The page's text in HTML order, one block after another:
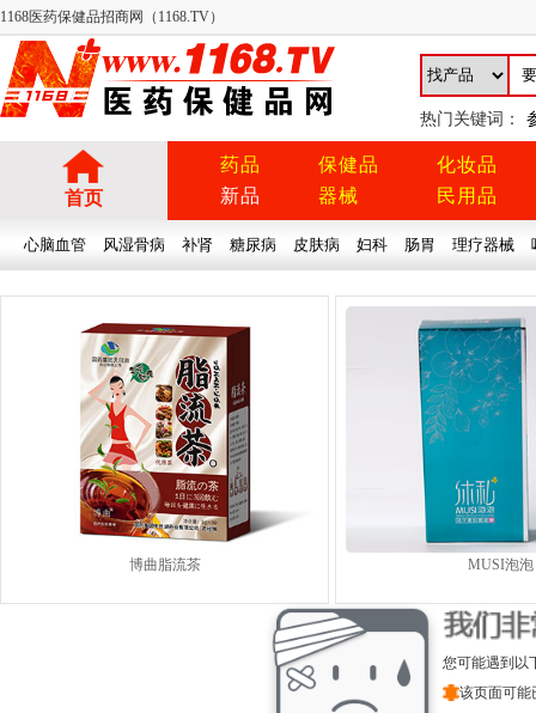
1168医药保健品招商网（1168.TV）
热门关键词：
首页
药品
新品
保健品
器械
化妆品
民用品
心脑血管 风湿骨病 补肾 糖尿病 皮肤病 妇科 肠胃 理疗器械
博曲脂流茶 MUSI泡泡
您可能遇到以
该页面可能